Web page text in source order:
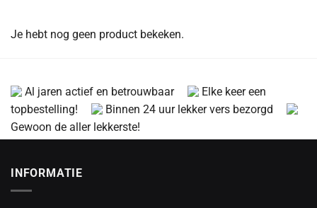
Je hebt nog geen product bekeken.
Al jaren actief en betrouwbaar
Elke keer een
topbestelling!
Binnen 24 uur lekker vers bezorgd
Gewoon de aller lekkerste!
INFORMATIE